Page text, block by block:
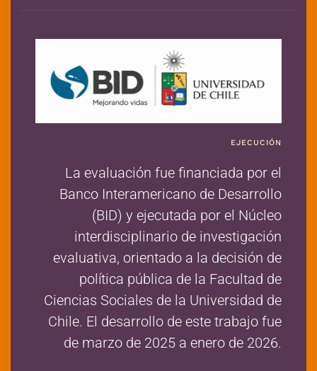
EJECUCIÓN
La evaluación fue financiada por el
Banco Interamericano de Desarrollo
(BID) y ejecutada por el Núcleo
interdisciplinario de investigación
evaluativa, orientado a la decisión de
política pública de la Facultad de
Ciencias Sociales de la Universidad de
Chile. El desarrollo de este trabajo fue
de marzo de 2025 a enero de 2026.